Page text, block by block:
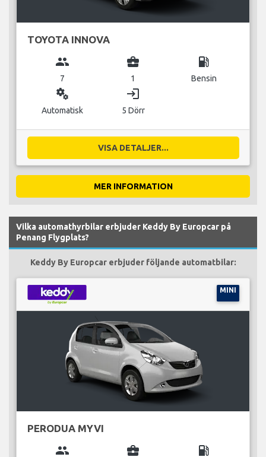
TOYOTA INNOVA
group
7
business_center
1
local_gas_station
Bensin
miscellaneous_services
Automatisk
login
5 Dörr
VISA DETALJER...
MER INFORMATION
Vilka automathyrbilar erbjuder Keddy By Europcar på
Penang Flygplats?
Keddy By Europcar erbjuder följande automatbilar:
MINI
PERODUA MYVI
group business_center local_gas_station